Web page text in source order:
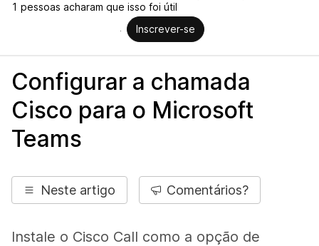
1 pessoas acharam que isso foi útil
Inscrever-se
Configurar a chamada
Cisco para o Microsoft
Teams
Neste artigo Comentários?
Instale o Cisco Call como a opção de